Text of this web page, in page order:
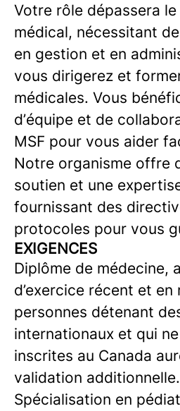
Votre rôle dépassera
médical, nécessitant
en gestion et en
vous dirigerez et
médicales. Vous
d’équipe et de
MSF pour vous aider
Notre organisme offre
soutien et une
fournissant des
protocoles pour vous
EXIGENCES
Diplôme de médecine,
d’exercice récent et
personnes détenant
internationaux et qui
inscrites au Canada
validation
Spécialisation en